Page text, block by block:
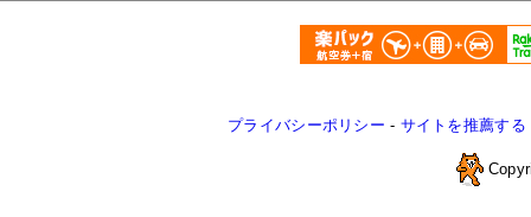
プライバシーポリシー - サイトを推薦する